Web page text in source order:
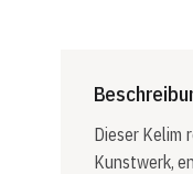
Dieser Kelim
Kunstwerk,